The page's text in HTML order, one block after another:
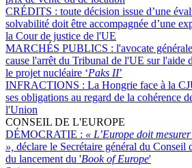
CRÉDITS : toute décision issue d’une
solvabilité doit être accompagnée d’une
la Cour de justice de l'UE
MARCHÉS PUBLICS : l'avocate
cause l'arrêt du Tribunal de l'UE sur l'aide
le projet nucléaire ‘Paks II’
INFRACTIONS : La Hongrie face à la
ses obligations au regard de la cohérence
l'Union
CONSEIL DE L'EUROPE
DÉMOCRATIE : « L’Europe doit
», déclare le Secrétaire général du Conseil
du lancement du 'Book of Europe'